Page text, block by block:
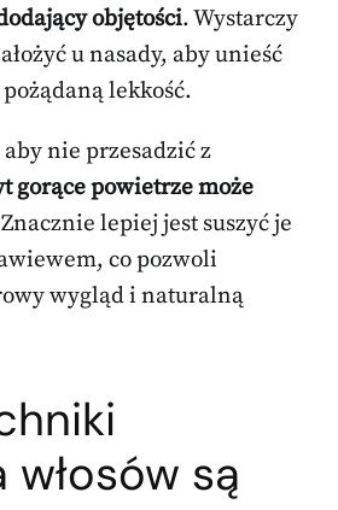
objętości. Wystarczy
u nasady, aby unieść
lekkość.
nie przesadzić z
gorące powietrze może
Znacznie lepiej jest suszyć je
co pozwoli
wygląd i naturalną
są